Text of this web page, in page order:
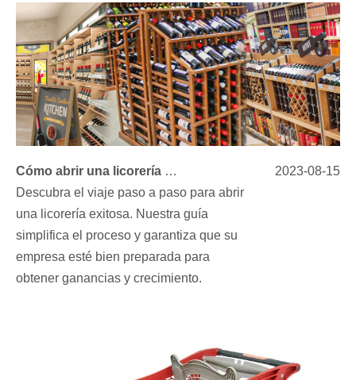
Cómo abrir una licorería exitosa
Descubra el viaje paso a paso para abrir
una licorería exitosa. Nuestra guía
simplifica el proceso y garantiza que su
empresa esté bien preparada para
obtener ganancias y crecimiento.
2023-08-15